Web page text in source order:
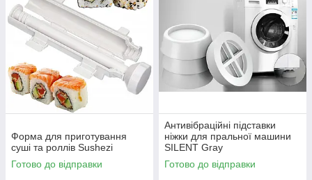
Форма для приготування
суші та роллів Sushezi
Готово до відправки
Антивібраційні підставки
ніжки для пральної машини
SILENT Gray
Готово до відправки